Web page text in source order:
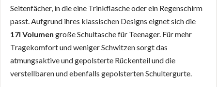
Seitenfächer, in die eine Trinkflasche oder ein Regenschirm
passt. Aufgrund ihres klassischen Designs eignet sich die
17l Volumen große Schultasche für Teenager. Für mehr
Tragekomfort und weniger Schwitzen sorgt das
atmungsaktive und gepolsterte Rückenteil und die
verstellbaren und ebenfalls gepolsterten Schultergurte.